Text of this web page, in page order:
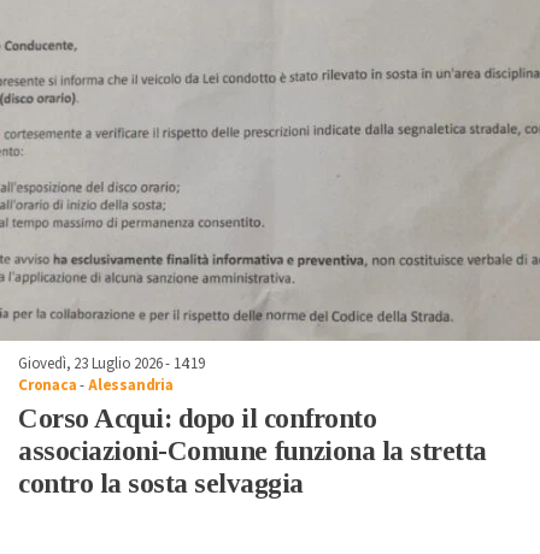
Giovedì, 23 Luglio 2026 - 14:19
Cronaca-Alessandria
Corso Acqui: dopo il confronto
associazioni-Comune funziona la stretta
contro la sosta selvaggia